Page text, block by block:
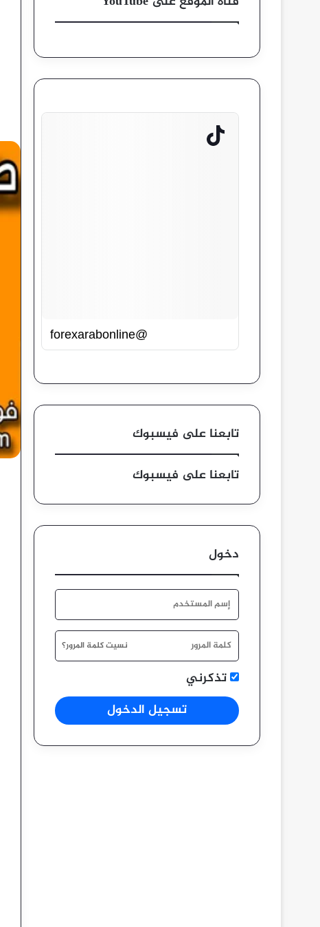
@forexarabonline
تابعنا على فيسبوك
تابعنا على فيسبوك
دخول
نسيت كلمة المرور؟
تذكرني
تسجيل الدخول